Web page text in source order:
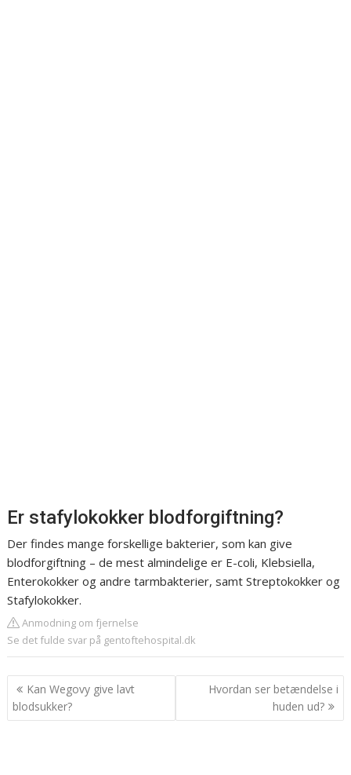
Er stafylokokker blodforgiftning?
Der findes mange forskellige bakterier, som kan give
blodforgiftning – de mest almindelige er E-coli, Klebsiella,
Enterokokker og andre tarmbakterier, samt Streptokokker og
Stafylokokker.
Anmodning om fjernelse
Se det fulde svar på gentoftehospital.dk
Indlægsnavigation
Kan Wegovy give lavt
blodsukker?
Hvordan ser betændelse i
huden ud?